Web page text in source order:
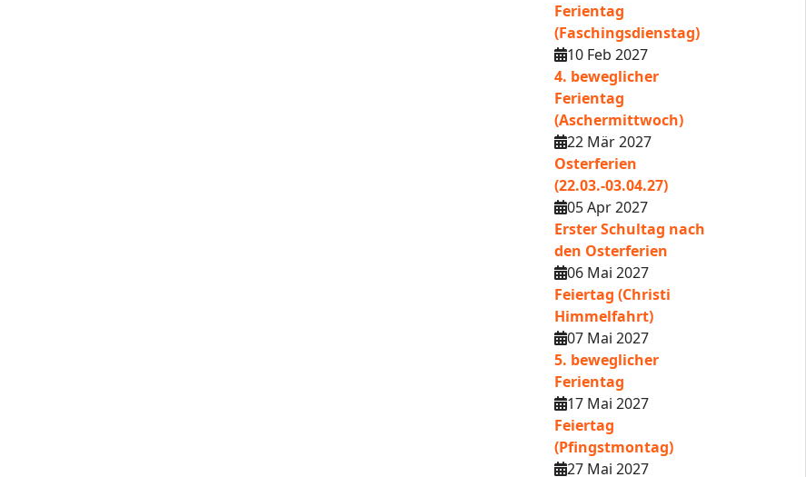
Ferientag
(Faschingsdienstag)
10 Feb 2027
4. beweglicher
Ferientag
(Aschermittwoch)
22 Mär 2027
Osterferien
(22.03.-03.04.27)
05 Apr 2027
Erster Schultag nach
den Osterferien
06 Mai 2027
Feiertag (Christi
Himmelfahrt)
07 Mai 2027
5. beweglicher
Ferientag
17 Mai 2027
Feiertag
(Pfingstmontag)
27 Mai 2027